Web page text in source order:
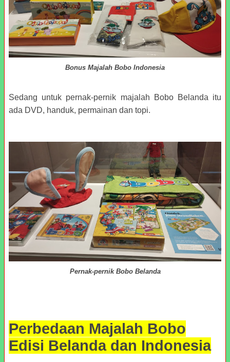
Bonus Majalah Bobo Indonesia
Sedang untuk pernak-pernik majalah Bobo Belanda itu
ada DVD, handuk, permainan dan topi.
Pernak-pernik Bobo Belanda
Perbedaan Majalah Bobo
Edisi Belanda dan Indonesia